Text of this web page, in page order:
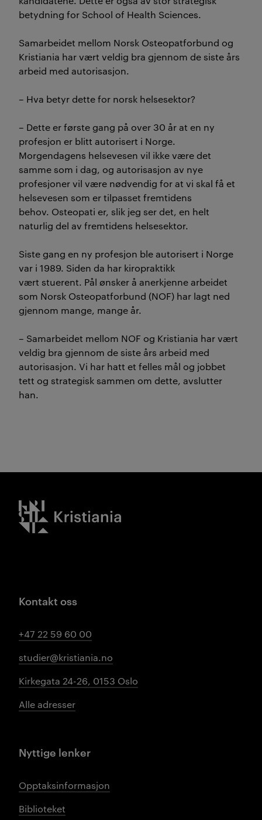
betydning for School of Health Sciences.
Samarbeidet mellom Norsk Osteopatforbund og
Kristiania har vært veldig bra gjennom de siste års
arbeid med autorisasjon.
– Hva betyr dette for norsk helsesektor?
– Dette er første gang på over 30 år at en ny
profesjon er blitt autorisert i Norge.
Morgendagens helsevesen vil ikke være det
samme som i dag, og autorisasjon av nye
profesjoner vil være nødvendig for at vi skal få et
helsevesen som er tilpasset fremtidens
behov. Osteopati er, slik jeg ser det, en helt
naturlig del av fremtidens helsesektor.
Siste gang en ny profesjon ble autorisert i Norge
var i 1989. Siden da har kiropraktikk
vært stuerent. Pål ønsker å anerkjenne arbeidet
som Norsk Osteopatforbund (NOF) har lagt ned
gjennom mange, mange år.
– Samarbeidet mellom NOF og Kristiania har vært
veldig bra gjennom de siste års arbeid med
autorisasjon. Vi har hatt et felles mål og jobbet
tett og strategisk sammen om dette, avslutter
han.
Kristiania logo
Kontakt oss
+47 22 59 60 00
studier@kristiania.no
Kirkegata 24-26, 0153 Oslo
Alle adresser
Nyttige lenker
Opptaksinformasjon
Biblioteket